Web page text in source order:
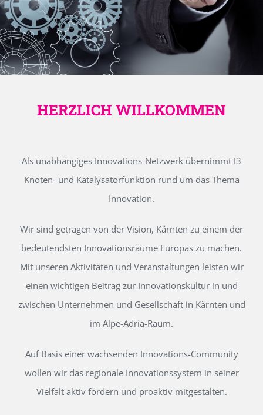
HERZLICH WILLKOMMEN
Als unabhängiges Innovations-Netzwerk übernimmt I3
Knoten- und Katalysatorfunktion rund um das Thema
Innovation.
Wir sind getragen von der Vision, Kärnten zu einem der
bedeutendsten Innovationsräume Europas zu machen.
Mit unseren Aktivitäten und Veranstaltungen leisten wir
einen wichtigen Beitrag zur Innovationskultur in und
zwischen Unternehmen und Gesellschaft in Kärnten und
im Alpe-Adria-Raum.
Auf Basis einer wachsenden Innovations-Community
wollen wir das regionale Innovationssystem in seiner
Vielfalt aktiv fördern und proaktiv mitgestalten.